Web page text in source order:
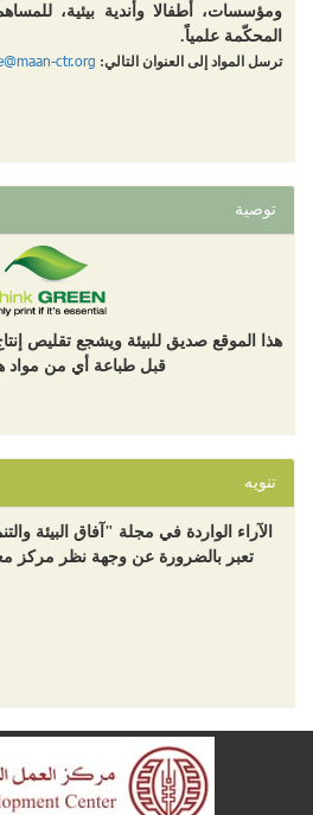
ومؤسسات، أطفالا وأندية بيئية،
المحكّمة علمياً.
ترسل المواد إلى العنوان التالي: ctr.org
توصية
هذا الموقع صديق للبيئة ويشجع تقليص
قبل طباعة أي من مواد
تنويه
الآراء الواردة في مجلة "آفاق البيئة
تعبر بالضرورة عن وجهة نظر مركز